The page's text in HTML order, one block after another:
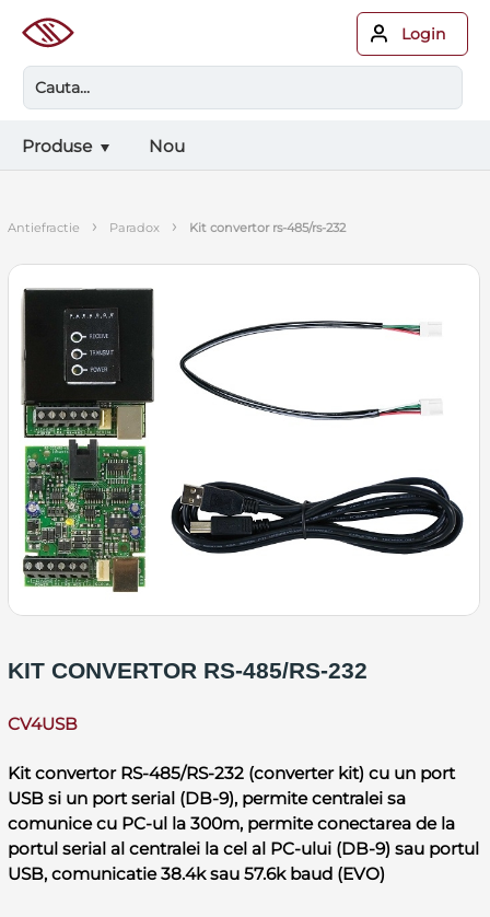
Login
Produse Nou
antiefractie › paradox › kit convertor rs-485/rs-232
KIT CONVERTOR RS-485/RS-232
CV4USB
Kit convertor RS-485/RS-232 (converter kit) cu un port
USB si un port serial (DB-9), permite centralei sa
comunice cu PC-ul la 300m, permite conectarea de la
portul serial al centralei la cel al PC-ului (DB-9) sau portul
USB, comunicatie 38.4k sau 57.6k baud (EVO)